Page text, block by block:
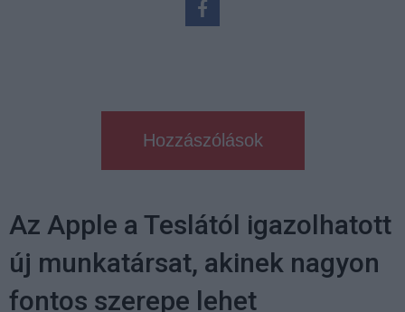
Hozzászólások
Az Apple a Teslától igazolhatott
új munkatársat, akinek nagyon
fontos szerepe lehet